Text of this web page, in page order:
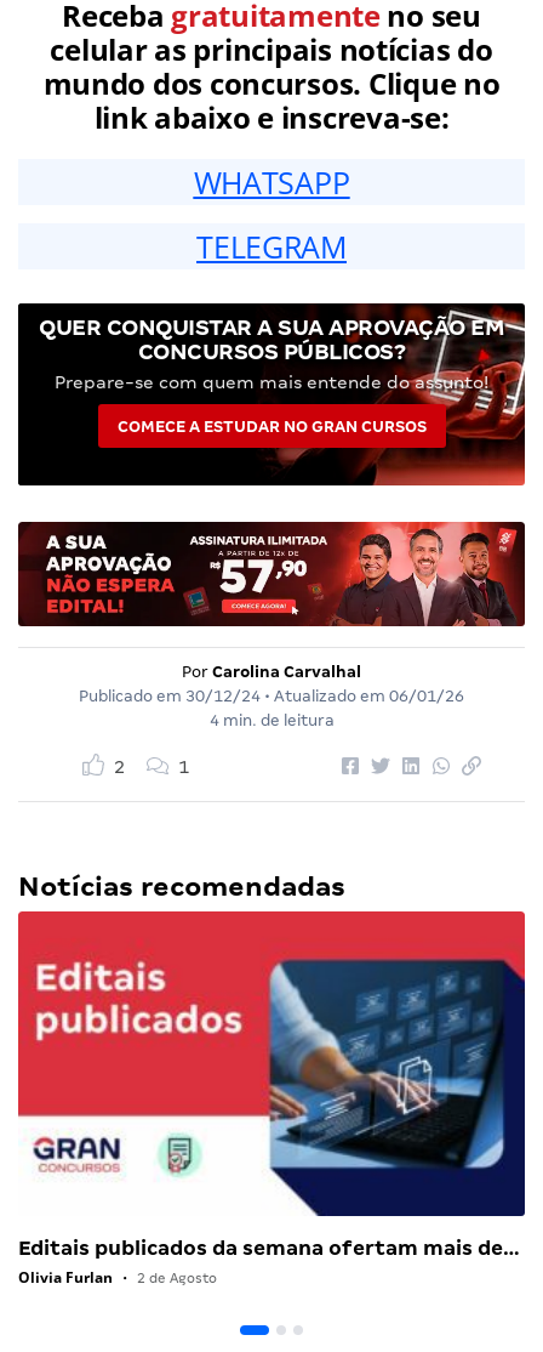
Receba gratuitamenteno seu
celular as principais notícias do
mundo dos concursos. Clique no
link abaixo e inscreva-se:
WHATSAPP
TELEGRAM
QUER CONQUISTAR A SUA APROVAÇÃO EM
CONCURSOS PÚBLICOS?
Prepare-se com quem mais entende do assunto!
COMECE A ESTUDAR NO GRAN CURSOS
Por Carolina Carvalhal
Publicado em 30/12/24 • Atualizado em 06/01/26
4 min. de leitura
2 1
Notícias recomendadas
Editais publicados da semana ofertam mais de…
Olivia Furlan • 2 de Agosto